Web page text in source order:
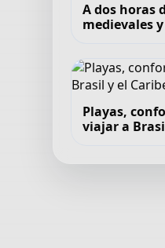
A dos horas
medievales
Playas,
viajar a